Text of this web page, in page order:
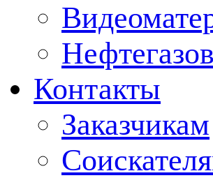
Контакты
Заказчикам